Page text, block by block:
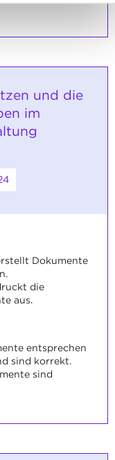
und die
im
Dokumente
die
aus.
entsprechen
sind korrekt.
sind